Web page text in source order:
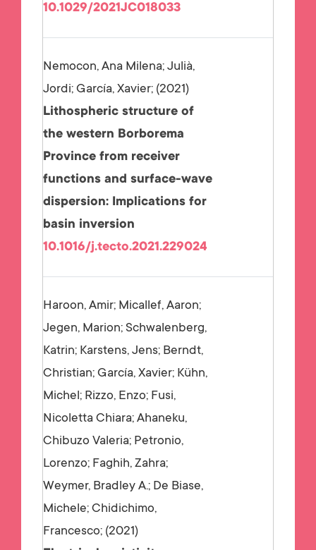
10.1029/2021JC018033
Nemocon, Ana Milena; Julià,
Jordi; García, Xavier; 2021
Lithospheric structure of
the western Borborema
Province from receiver
functions and surface-wave
dispersion: Implications for
basin inversion
10.1016/j.tecto.2021.229024
Haroon, Amir; Micallef, Aaron;
Jegen, Marion; Schwalenberg,
Katrin; Karstens, Jens; Berndt,
Christian; García, Xavier; Kühn,
Michel; Rizzo, Enzo; Fusi,
Nicoletta Chiara; Ahaneku,
Chibuzo Valeria; Petronio,
Lorenzo; Faghih, Zahra;
Weymer, Bradley A.; De Biase,
Michele; Chidichimo,
Francesco; 2021